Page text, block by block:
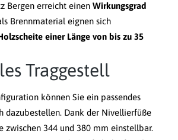
Bergen erreicht einen Wirkungsgrad
Brennmaterial eignen sich
einer Länge von bis zu 35
Traggestell
können Sie ein passendes
dazubestellen. Dank der Nivellierfüße
zwischen 344 und 380 mm einstellbar.